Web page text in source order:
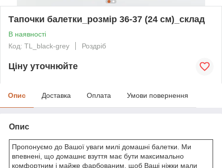
Тапочки балетки_розмір 36-37 (24 см)_склад
В наявності
Код: TL_black-grey
Роздріб
Ціну уточнюйте
Опис Доставка Оплата Умови повернення
Опис
Пропонуємо до Вашої уваги милі домашні балетки. Ми
впевнені, що домашнє взуття має бути максимально
комфортним і майже фарбованим, щоб Ваші ніжки мали